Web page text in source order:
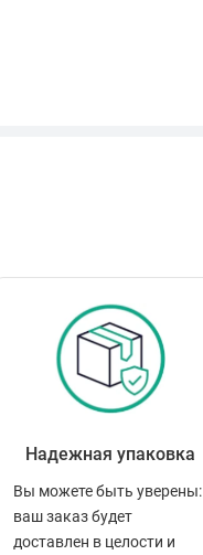
Надежная упаковка
Вы можете быть уверены:
ваш заказ будет
доставлен в целости и